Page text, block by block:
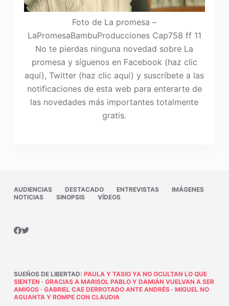
Foto de La promesa –
LaPromesaBambuProducciones Cap758 ff 11
No te pierdas ninguna novedad sobre La
promesa y síguenos en Facebook (haz clic
aquí), Twitter (haz clic aquí) y suscríbete a las
notificaciones de esta web para enterarte de
las novedades más importantes totalmente
gratis.
AUDIENCIAS DESTACADO ENTREVISTAS
IMÁGENES
NOTICIAS
SINOPSIS VÍDEOS
SUEÑOS DE LIBERTAD: PAULA Y TASIO YA NO OCULTAN LO QUE
SIENTEN · GRACIAS A MARISOL PABLO Y DAMIÁN VUELVAN A SER
AMIGOS· GABRIEL CAE DERROTADO ANTE ANDRÉS· MIGUEL NO
AGUANTA Y ROMPE CON CLAUDIA